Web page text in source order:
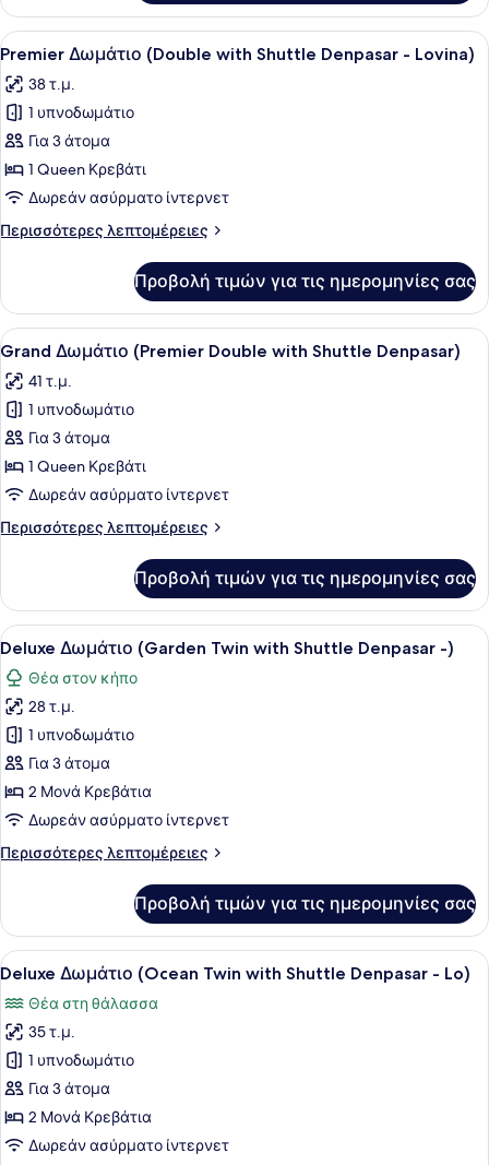
-)
Δωμάτιο
(Ocean
Double
Shuttle
Denpasar
-)
Προβολή
όλων
των
φωτογραφιών
για
Premier
Δωμάτιο
(Double
with
Lovina)
Ένα δωμάτιο ξενοδοχείου με ένα
8
Premier Δωμάτιο (Double with Shuttle Denpasar - Lovina)
38 τ.μ.
1 υπνοδωμάτιο
Για 3 άτομα
1 Queen Κρεβάτι
Δωρεάν ασύρματο ίντερνετ
Περισσότερες λεπτομέρειες
Περισσότερες
Δωμάτιο
(Double
with
Denpasar
Lovina)
Προβολή τιμών για τις ημερομηνίες σας
Προβολή
όλων
των
φωτογραφιών
για
Grand
Δωμάτιο
(Premier
Double
Denpasar)
Ένα σύγχρονο δωμάτιο
7
Grand Δωμάτιο (Premier Double with Shuttle Denpasar)
41 τ.μ.
1 υπνοδωμάτιο
Για 3 άτομα
1 Queen Κρεβάτι
Δωρεάν ασύρματο ίντερνετ
Περισσότερες λεπτομέρειες
Περισσότερες
Δωμάτιο
(Premier
Double
with
Shuttle
Denpasar)
Προβολή τιμών για τις ημερομηνίες σας
Προβολή
όλων
των
φωτογραφιών
για
Deluxe
Δωμάτιο
(Garden
with
-)
Ένα δωμάτιο ξενοδοχείου με δύο
8
Deluxe Δωμάτιο (Garden Twin with Shuttle Denpasar -)
Θέα στον κήπο
28 τ.μ.
1 υπνοδωμάτιο
Για 3 άτομα
2 Μονά Κρεβάτια
Δωρεάν ασύρματο ίντερνετ
Περισσότερες λεπτομέρειες
Περισσότερες
Δωμάτιο
(Garden
Twin
Shuttle
Denpasar
-)
Προβολή τιμών για τις ημερομηνίες σας
Προβολή
όλων
των
φωτογραφιών
για
Deluxe
Δωμάτιο
(Ocean
Ένα δωμάτιο ξενοδοχείου με δύο
7
Deluxe Δωμάτιο (Ocean Twin with Shuttle Denpasar - Lo)
Θέα στη θάλασσα
35 τ.μ.
1 υπνοδωμάτιο
Για 3 άτομα
2 Μονά Κρεβάτια
Δωρεάν ασύρματο ίντερνετ